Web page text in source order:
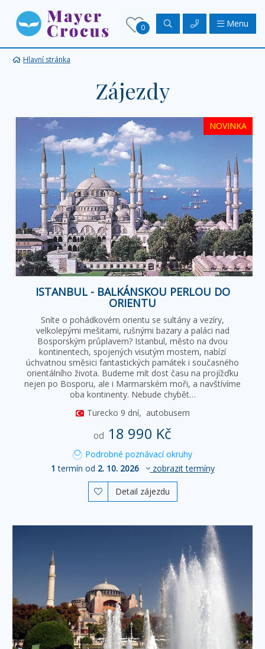
0 Menu
Hlavní stránka
Zájezdy
NOVINKA
ISTANBUL - BALKÁNSKOU PERLOU DO
ORIENTU
Sníte o pohádkovém orientu se sultány a vezíry,
velkolepými mešitami, rušnými bazary a paláci nad
Bosporským průplavem? Istanbul, město na dvou
kontinentech, spojených visutým mostem, nabízí
úchvatnou směsici fantastických památek i současného
orientálního života. Budeme mít dost času na projížďku
nejen po Bosporu, ale i Marmarském moři, a navštívíme
oba kontinenty. Nebude chybět…
Turecko 9 dní, autobusem
od 18 990 Kč
Podrobné poznávací okruhy
1 termín od 2. 10. 2026 zobrazit termíny
 Detail zájezdu